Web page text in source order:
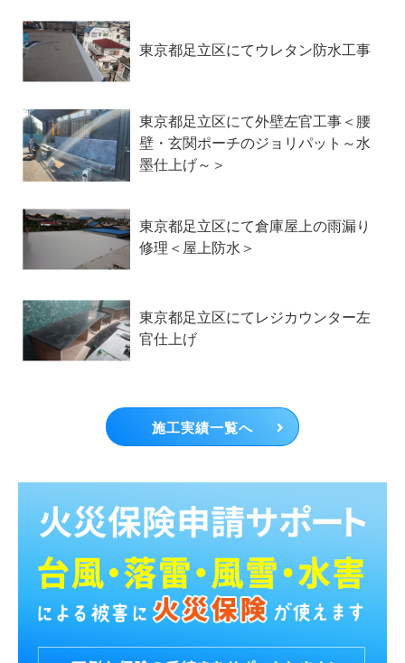
東京都足立区にてウレタン防水工事
東京都足立区にて外壁左官工事＜腰
壁・玄関ポーチのジョリパット～水
墨仕上げ～＞
東京都足立区にて倉庫屋上の雨漏り
修理＜屋上防水＞
東京都足立区にてレジカウンター左
官仕上げ
施工実績一覧へ